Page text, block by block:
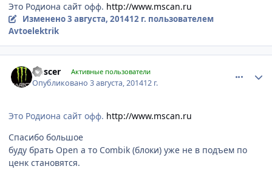
Это Родиона сайт офф. http://www.mscan.ru
Изменено3 августа, 201412 г. пользователем
Avtoelektrik
Doscer Активные пользователи
Опубликовано3 августа, 201412 г.
Это Родиона сайт офф. http://www.mscan.ru
Спасибо большое
буду брать Open а то Combik (блоки) уже не в подъем по
ценк становятся.